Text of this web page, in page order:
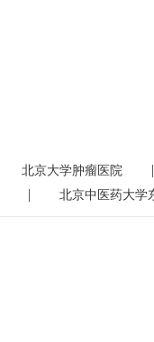
北京大学肿瘤医院 |
| 北京中医药大学